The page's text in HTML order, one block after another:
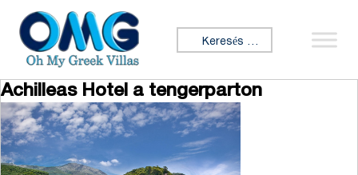
Ugrás a tartalomhoz
Keresés:
Achilleas Hotel a tengerparton